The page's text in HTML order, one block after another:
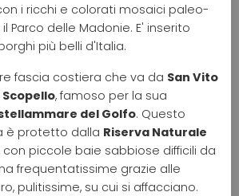
i ricchi e colorati mosaici paleo-
Parco delle Madonie. E' inserito
più belli d'Italia.
fascia costiera che va da San Vito
Scopello, famoso per la sua
del Golfo. Questo
è protetto dalla Riserva Naturale
con piccole baie sabbiose difficili da
frequentatissime grazie alle
pulitissime, su cui si affacciano.